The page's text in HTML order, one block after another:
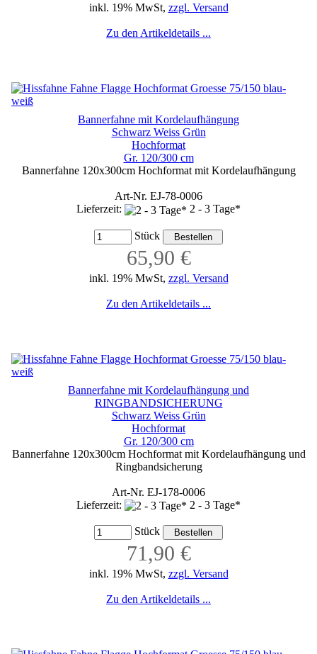
inkl. 19% MwSt, zzgl. Versand
Zu den Artikeldetails ...
Bannerfahne mit Kordelaufhängung
Schwarz Weiss Grün
Hochformat
Gr. 120/300 cm
Bannerfahne 120x300cm Hochformat mit Kordelaufhängung
Art-Nr. EJ-78-0006
Lieferzeit:
2 - 3 Tage*
Stück
65,90 €
inkl. 19% MwSt, zzgl. Versand
Zu den Artikeldetails ...
Bannerfahne mit Kordelaufhängung und
RINGBANDSICHERUNG
Schwarz Weiss Grün
Hochformat
Gr. 120/300 cm
Bannerfahne 120x300cm Hochformat mit Kordelaufhängung und
Ringbandsicherung
Art-Nr. EJ-178-0006
Lieferzeit:
2 - 3 Tage*
Stück
71,90 €
inkl. 19% MwSt, zzgl. Versand
Zu den Artikeldetails ...